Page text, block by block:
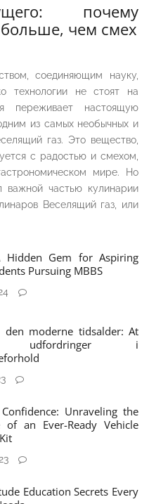
почему
чем смех
соединяющим науку,
технологии не стоят на
переживает настоящую
из самых необычных и
газ. Это вещество,
с радостью и смехом,
мире. Но
важной частью кулинарии
Веселящий газ, или
Hidden Gem for Aspiring
Pursuing MBBS
moderne tidsalder: At
udfordringer i
Unraveling the
of an Ever-Ready Vehicle
Education Secrets Every